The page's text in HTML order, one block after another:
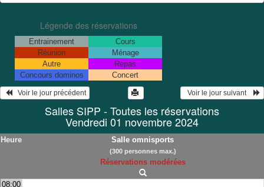
Légende des réservations
Entrainement
Cours
Réunion
Ménage
Autre
Repas
Concours dominos
Concert
   Voir le jour précédent
  Voir le jour suivant
Salles SIPP - Toutes les réservations
Vendredi 01 novembre 2024
Heure Salle omnisports
(300 personnes max.)
Réservations modérées
08:00